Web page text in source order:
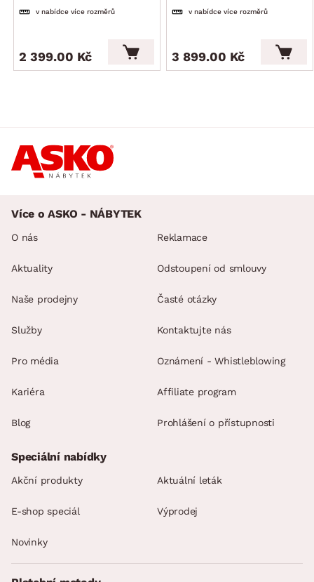
v nabídce více rozměrů
2 399.00 Kč
v nabídce více rozměrů
3 899.00 Kč
Více o ASKO - NÁBYTEK
O nás
Aktuality
Naše prodejny
Služby
Pro média
Kariéra
Blog
Reklamace
Odstoupení od smlouvy
Časté otázky
Kontaktujte nás
Oznámení - Whistleblowing
Affiliate program
Prohlášení o přístupnosti
Speciální nabídky
Akční produkty Aktuální leták
E-shop speciál Výprodej
Novinky